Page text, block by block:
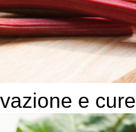
e cure